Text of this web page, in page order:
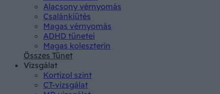
Alacsony vérnyomás
Csalánkiütés
Magas vérnyomás
ADHD tünetei
Magas koleszterin
Összes Tünet
Vizsgálat
Kortizol szint
CT-vizsgálat